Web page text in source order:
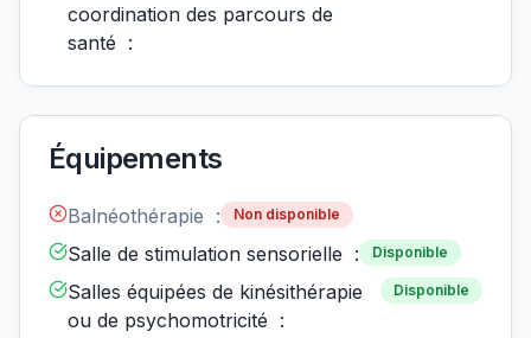
coordination des parcours de
santé :
Équipements
Balnéothérapie : Non disponible
Salle de stimulation sensorielle : Disponible
Salles équipées de kinésithérapie
ou de psychomotricité :
Disponible